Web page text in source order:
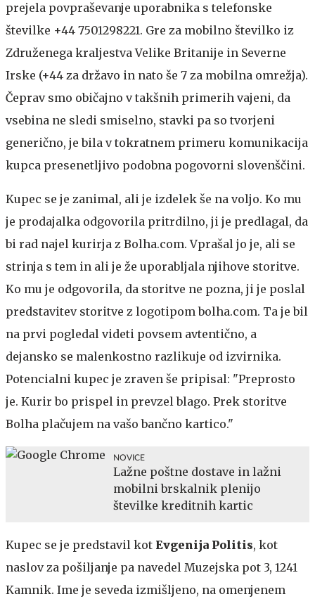
prejela povpraševanje uporabnika s telefonske
številke +44 7501298221. Gre za mobilno številko iz
Združenega kraljestva Velike Britanije in Severne
Irske (+44 za državo in nato še 7 za mobilna omrežja).
Čeprav smo običajno v takšnih primerih vajeni, da
vsebina ne sledi smiselno, stavki pa so tvorjeni
generično, je bila v tokratnem primeru komunikacija
kupca presenetljivo podobna pogovorni slovenščini.
Kupec se je zanimal, ali je izdelek še na voljo. Ko mu
je prodajalka odgovorila pritrdilno, ji je predlagal, da
bi rad najel kurirja z Bolha.com. Vprašal jo je, ali se
strinja s tem in ali je že uporabljala njihove storitve.
Ko mu je odgovorila, da storitve ne pozna, ji je poslal
predstavitev storitve z logotipom bolha.com. Ta je bil
na prvi pogledal videti povsem avtentično, a
dejansko se malenkostno razlikuje od izvirnika.
Potencialni kupec je zraven še pripisal: "Preprosto
je. Kurir bo prispel in prevzel blago. Prek storitve
Bolha plačujem na vašo bančno kartico."
NOVICE
Lažne poštne dostave in lažni
mobilni brskalnik plenijo
številke kreditnih kartic
Kupec se je predstavil kot Evgenija Politis, kot
naslov za pošiljanje pa navedel Muzejska pot 3, 1241
Kamnik. Ime je seveda izmišljeno, na omenjenem